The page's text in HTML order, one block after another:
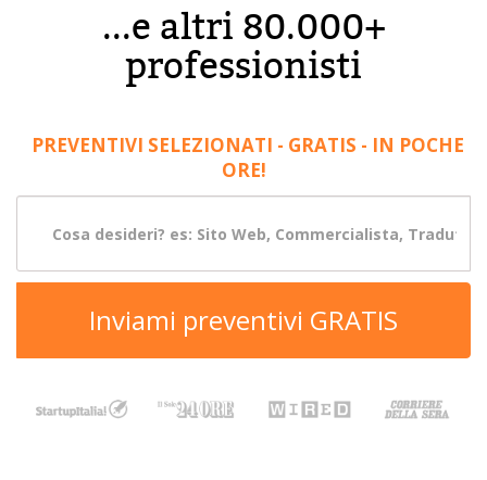
...e altri 80.000+
professionisti
PREVENTIVI SELEZIONATI - GRATIS - IN POCHE
ORE!
Inviami preventivi GRATIS